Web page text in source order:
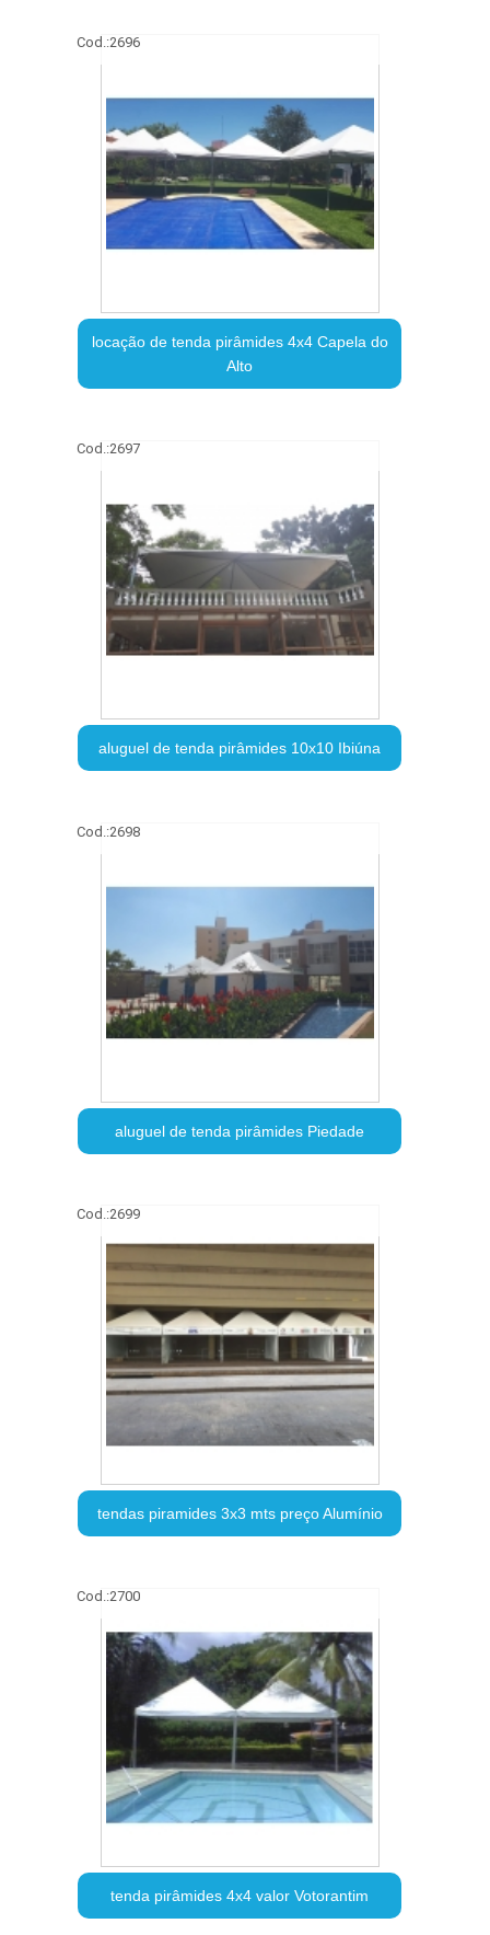
Cod.:2696
locação de tenda pirâmides 4x4 Capela do
Alto
Cod.:2697
aluguel de tenda pirâmides 10x10 Ibiúna
Cod.:2698
aluguel de tenda pirâmides Piedade
Cod.:2699
tendas piramides 3x3 mts preço Alumínio
Cod.:2700
tenda pirâmides 4x4 valor Votorantim